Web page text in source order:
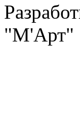
"М'Арт"